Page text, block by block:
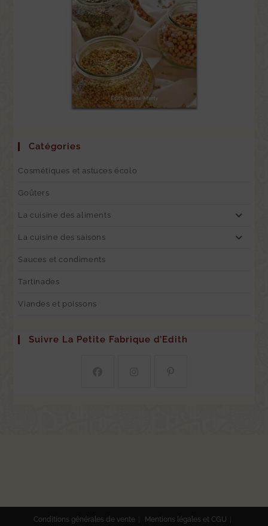
Catégories
Cosmétiques et astuces écolo
Goûters
La cuisine des aliments
La cuisine des saisons
Sauces et condiments
Tartinades
Viandes et poissons
Suivre La Petite Fabrique d’Edith
Conditions générales de vente Mentions légales et CGU